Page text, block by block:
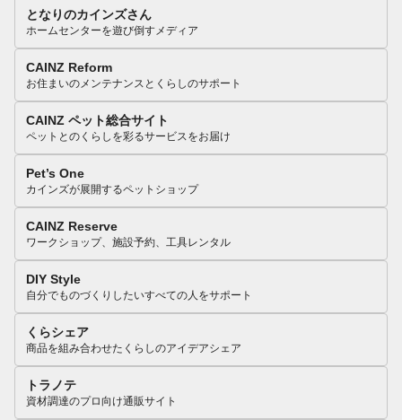
となりのカインズさん
ホームセンターを遊び倒すメディア
CAINZ Reform
お住まいのメンテナンスとくらしのサポート
CAINZ ペット総合サイト
ペットとのくらしを彩るサービスをお届け
Pet’s One
カインズが展開するペットショップ
CAINZ Reserve
ワークショップ、施設予約、工具レンタル
DIY Style
自分でものづくりしたいすべての人をサポート
くらシェア
商品を組み合わせたくらしのアイデアシェア
トラノテ
資材調達のプロ向け通販サイト